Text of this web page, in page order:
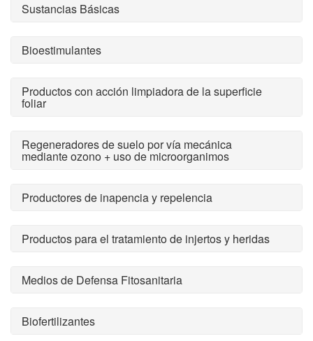
Sustancias Básicas
Bioestimulantes
Productos con acción limpiadora de la superficie
foliar
Regeneradores de suelo por vía mecánica
mediante ozono + uso de microorganimos
Productores de inapencia y repelencia
Productos para el tratamiento de injertos y heridas
Medios de Defensa Fitosanitaria
Biofertilizantes